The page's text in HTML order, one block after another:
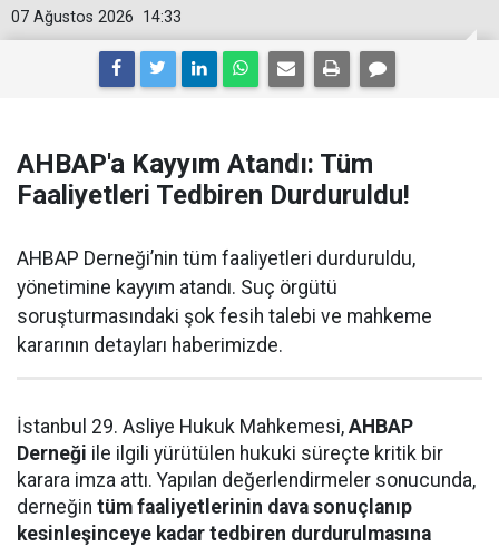
14:33
07 Ağustos 2026
AHBAP'a Kayyım Atandı: Tüm
Faaliyetleri Tedbiren Durduruldu!
AHBAP Derneği’nin tüm faaliyetleri durduruldu,
yönetimine kayyım atandı. Suç örgütü
soruşturmasındaki şok fesih talebi ve mahkeme
kararının detayları haberimizde.
İstanbul 29. Asliye Hukuk Mahkemesi, AHBAP
Derneği ile ilgili yürütülen hukuki süreçte kritik bir
karara imza attı. Yapılan değerlendirmeler sonucunda,
derneğin tüm faaliyetlerinin dava sonuçlanıp
kesinleşinceye kadar tedbiren durdurulmasına